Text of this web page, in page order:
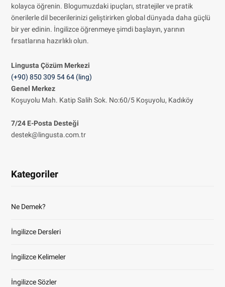
kolayca öğrenin. Blogumuzdaki ipuçları, stratejiler ve pratik
önerilerle dil becerilerinizi geliştirirken global dünyada daha güçlü
bir yer edinin. İngilizce öğrenmeye şimdi başlayın, yarının
fırsatlarına hazırlıklı olun.
Lingusta Çözüm Merkezi
(+90) 850 309 54 64 (ling)
Genel Merkez
Koşuyolu Mah. Katip Salih Sok. No:60/5 Koşuyolu, Kadıköy
7/24 E-Posta Desteği
destek@lingusta.com.tr
Kategoriler
Ne Demek?
İngilizce Dersleri
İngilizce Kelimeler
İngilizce Sözler